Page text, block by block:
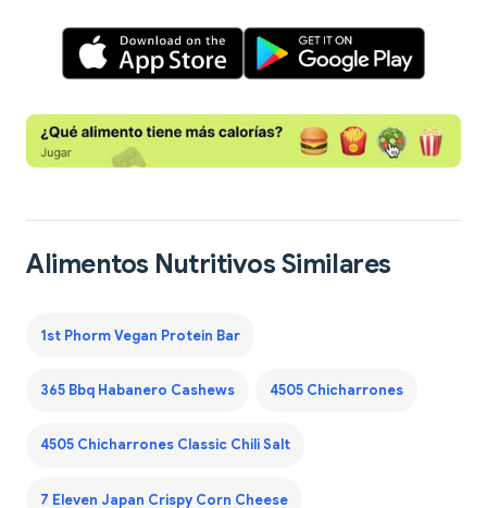
Alimentos Nutritivos Similares
1st Phorm Vegan Protein Bar
365 Bbq Habanero Cashews 4505 Chicharrones
4505 Chicharrones Classic Chili Salt
7 Eleven Japan Crispy Corn Cheese